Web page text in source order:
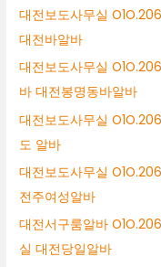
대전보도사무실
대전바알바
대전보도사무실
바 대전봉명동바알바
대전보도사무실
도 알바
대전보도사무실
전주여성알바
대전서구룸알바
실 대전당일알바